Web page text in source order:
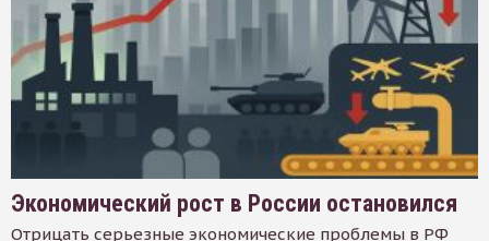
Экономический рост в России остановился
Отрицать серьезные экономические проблемы в РФ